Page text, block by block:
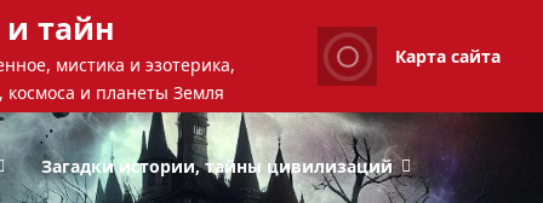
тайн
мистика и эзотерика,
космоса и планеты Земля
Карта сайта
Загадки истории, тайны цивилизаций